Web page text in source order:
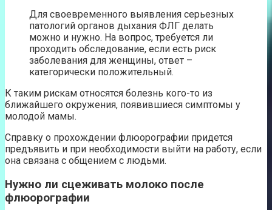
Для своевременного выявления серьезных
патологий органов дыхания ФЛГ делать
можно и нужно. На вопрос, требуется ли
проходить обследование, если есть риск
заболевания для женщины, ответ –
категорически положительный.
К таким рискам относятся болезнь кого-то из
ближайшего окружения, появившиеся симптомы у
молодой мамы.
Справку о прохождении флюорографии придется
предъявить и при необходимости выйти на работу, если
она связана с общением с людьми.
Нужно ли сцеживать молоко после
флюорографии